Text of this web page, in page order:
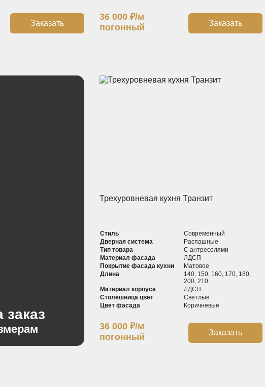
Заказать
36 000 ₽/м
погонный
Заказать
Трехуровневая кухня Транзит
Стиль
Современный
Дверная система
Распашные
Тип товара
С антресолями
Материал фасада
ЛДСП
Покрытие фасада кухни
Матовое
Длина
140, 150, 160, 170, 180,
200, 210
Материал корпуса
ЛДСП
Столешница цвет
Светлые
Цвет фасада
Коричневые
36 000 ₽/м
погонный
Заказать